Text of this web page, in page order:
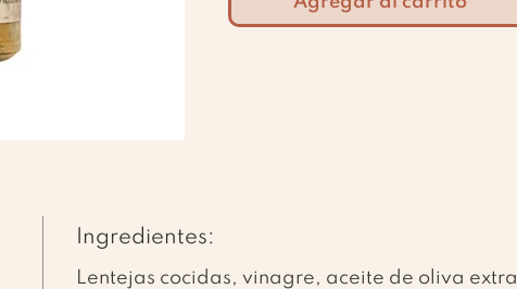
Ingredientes:
Lentejas cocidas, vinagre, aceite de oliva extra